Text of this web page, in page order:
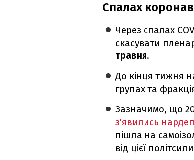
Спалах
Через спалах
скасувати
травня.
До кінця тижня
групах та
Зазначимо, що
з'явились
пішла на
від цієї політсили